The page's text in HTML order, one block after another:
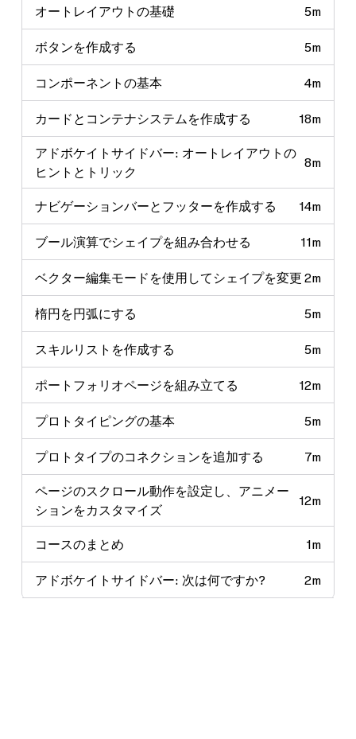
オートレイアウトの基礎 5m
ボタンを作成する 5m
コンポーネントの基本 4m
カードとコンテナシステムを作成する 18m
アドボケイトサイドバー: オートレイアウトの
ヒントとトリック
8m
ナビゲーションバーとフッターを作成する 14m
ブール演算でシェイプを組み合わせる 11m
ベクター編集モードを使用してシェイプを変更 2m
楕円を円弧にする 5m
スキルリストを作成する 5m
ポートフォリオページを組み立てる 12m
プロトタイピングの基本 5m
プロトタイプのコネクションを追加する 7m
ページのスクロール動作を設定し、アニメー
ションをカスタマイズ
12m
コースのまとめ 1m
アドボケイトサイドバー: 次は何ですか? 2m